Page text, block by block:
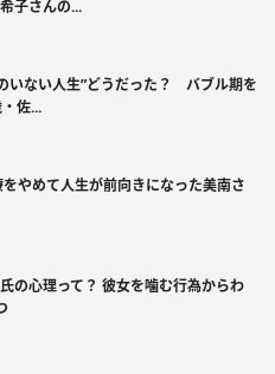
子さんの...
いない人生”どうだった？ バブル期を
佐...
をやめて人生が前向きになった美南さ
の心理って？ 彼女を噛む行為からわ